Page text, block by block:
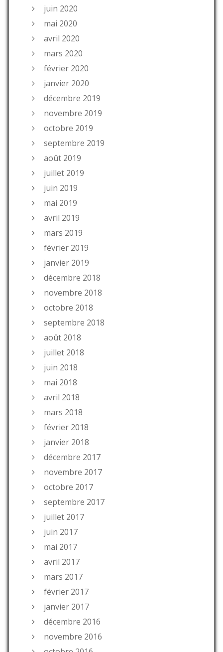
juin 2020
mai 2020
avril 2020
mars 2020
février 2020
janvier 2020
décembre 2019
novembre 2019
octobre 2019
septembre 2019
août 2019
juillet 2019
juin 2019
mai 2019
avril 2019
mars 2019
février 2019
janvier 2019
décembre 2018
novembre 2018
octobre 2018
septembre 2018
août 2018
juillet 2018
juin 2018
mai 2018
avril 2018
mars 2018
février 2018
janvier 2018
décembre 2017
novembre 2017
octobre 2017
septembre 2017
juillet 2017
juin 2017
mai 2017
avril 2017
mars 2017
février 2017
janvier 2017
décembre 2016
novembre 2016